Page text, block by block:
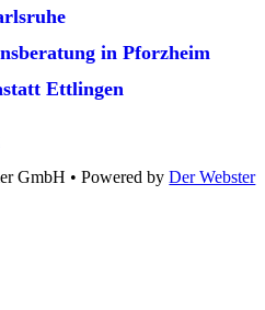
in Pforzheim
Ettlingen
GmbH • Powered byDer Webster